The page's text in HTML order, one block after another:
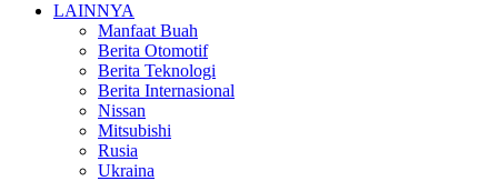
LAINNYA
Manfaat Buah
Berita Otomotif
Berita Teknologi
Berita Internasional
Nissan
Mitsubishi
Rusia
Ukraina